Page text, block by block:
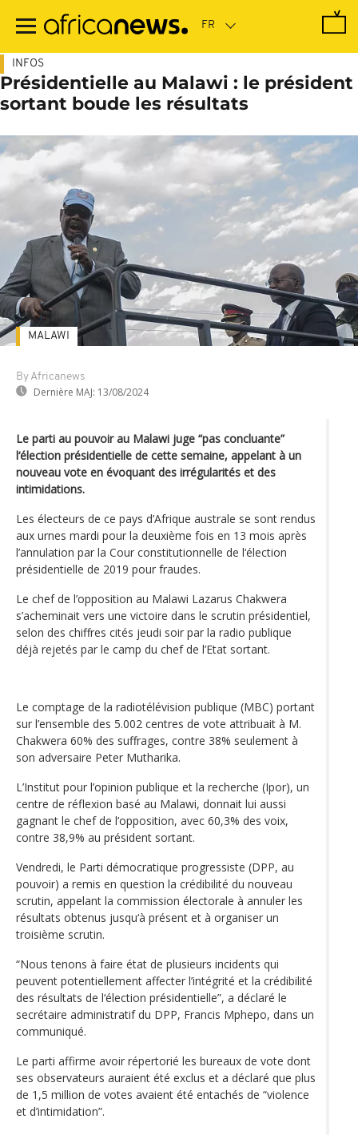
contenu
INFOS
Présidentielle au Malawi : le président
sortant boude les résultats
By Africanews
Dernière MAJ: 13/08/2024
MALAWI
Le parti au pouvoir au Malawi juge “pas concluante”
l‘élection présidentielle de cette semaine, appelant à un
nouveau vote en évoquant des irrégularités et des
intimidations.
Les électeurs de ce pays d’Afrique australe se sont rendus
aux urnes mardi pour la deuxième fois en 13 mois après
l’annulation par la Cour constitutionnelle de l‘élection
présidentielle de 2019 pour fraudes.
Le chef de l’opposition au Malawi Lazarus Chakwera
s’acheminait vers une victoire dans le scrutin présidentiel,
selon des chiffres cités jeudi soir par la radio publique
déjà rejetés par le camp du chef de l’Etat sortant.
Le comptage de la radiotélévision publique (MBC) portant
sur l’ensemble des 5.002 centres de vote attribuait à M.
Chakwera 60% des suffrages, contre 38% seulement à
son adversaire Peter Mutharika.
L’Institut pour l’opinion publique et la recherche (Ipor), un
centre de réflexion basé au Malawi, donnait lui aussi
gagnant le chef de l’opposition, avec 60,3% des voix,
contre 38,9% au président sortant.
Vendredi, le Parti démocratique progressiste (DPP, au
pouvoir) a remis en question la crédibilité du nouveau
scrutin, appelant la commission électorale à annuler les
résultats obtenus jusqu‘à présent et à organiser un
troisième scrutin.
“Nous tenons à faire état de plusieurs incidents qui
peuvent potentiellement affecter l’intégrité et la crédibilité
des résultats de l‘élection présidentielle”, a déclaré le
secrétaire administratif du DPP, Francis Mphepo, dans un
communiqué.
Le parti affirme avoir répertorié les bureaux de vote dont
ses observateurs auraient été exclus et a déclaré que plus
de 1,5 million de votes avaient été entachés de “violence
et d’intimidation”.